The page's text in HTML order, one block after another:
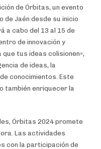
de Órbitas, un evento
de Jaén desde su inicio
a cabo del 13 al 15 de
de innovación y
que tus ideas colisionen»,
de ideas, la
conocimientos. Este
también enriquecer la
Órbitas 2024 promete
Las actividades
con la participación de